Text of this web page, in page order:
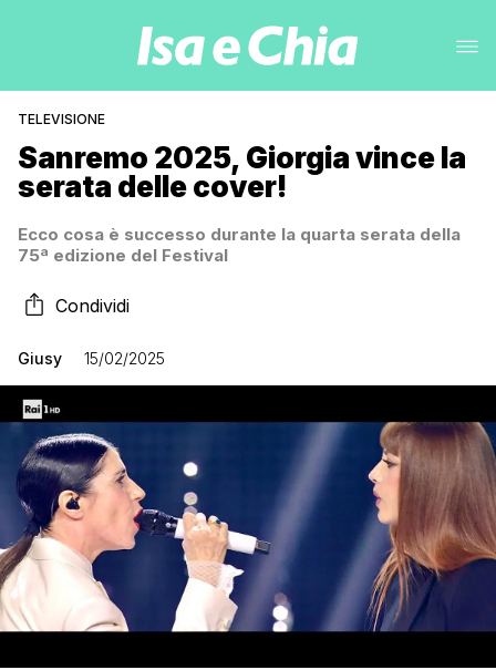
TELEVISIONE
Sanremo 2025, Giorgia vince la
serata delle cover!
Ecco cosa è successo durante la quarta serata della
75ª edizione del Festival
Condividi
Giusy 15/02/2025